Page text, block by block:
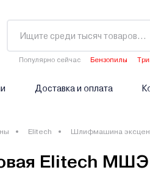
Популярно сейчас Бензопилы
Доставка и оплата
Elitech Шлифмашина
Elitech МШЭ